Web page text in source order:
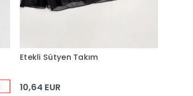
Etekli Sütyen Takım
10,64 EUR